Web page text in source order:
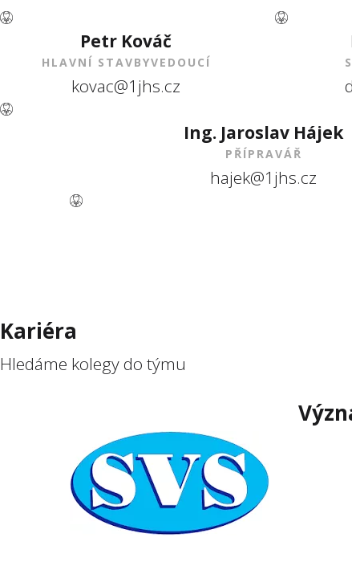
Petr Kováč
HLAVNÍ STAVBYVEDOUCÍ
kovac@1jhs.cz
Ing. Jaroslav Hájek
PŘÍPRAVÁŘ
hajek@1jhs.cz
Kariéra
Hledáme kolegy do týmu​